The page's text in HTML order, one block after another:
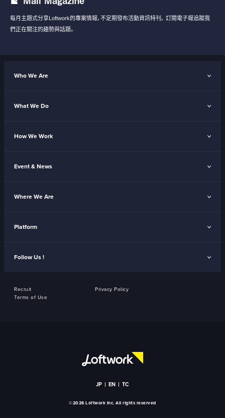
每月主題式分享Loftwork的專案情報，不定期發布活動資訊特刊， 訂閱電子報追蹤我
們正在關注的趨勢與話題。
Who We Are
What We Do
How We Work
Event & News
Where We Are
Platform
Follow Us !
Recruit
Privacy Policy
Terms of Use
JP EN TC
©2026 Loftwork Inc. All rights reserved